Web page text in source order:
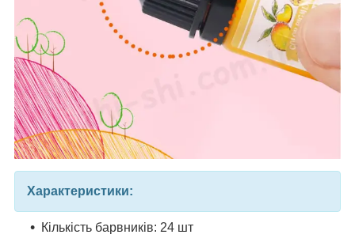
Характеристики:
Кількість барвників: 24 шт